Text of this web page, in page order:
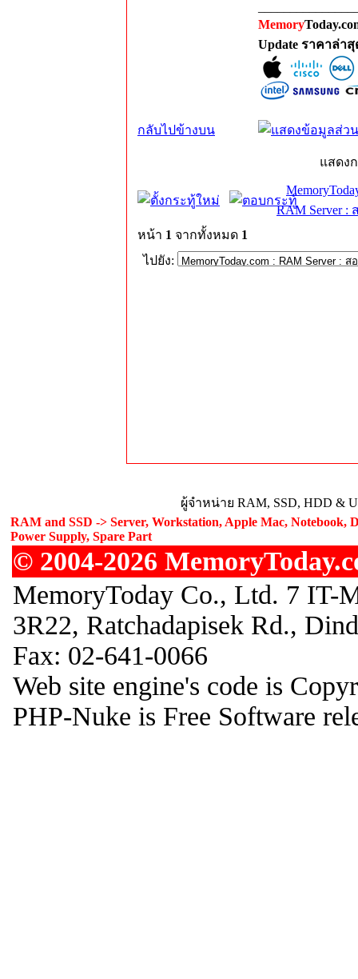
Memory
Update ราคาล่า
กลับไปข้างบน
แสดง
RAM Server :
หน้า 1 จากทั้งหมด 1
ไปยัง:
ผู้จำหน่าย RAM, SSD, HDD &
RAM and SSD -> Server, Workstation, Apple Mac, Notebook,
Power Supply, Spare Part
© 2004-2026
MemoryToday Co., Ltd. 7 IT-
3R22, Ratchadapisek Rd.,
Fax: 02-641-0066
Web site engine's code is
PHP-Nuke is Free Software